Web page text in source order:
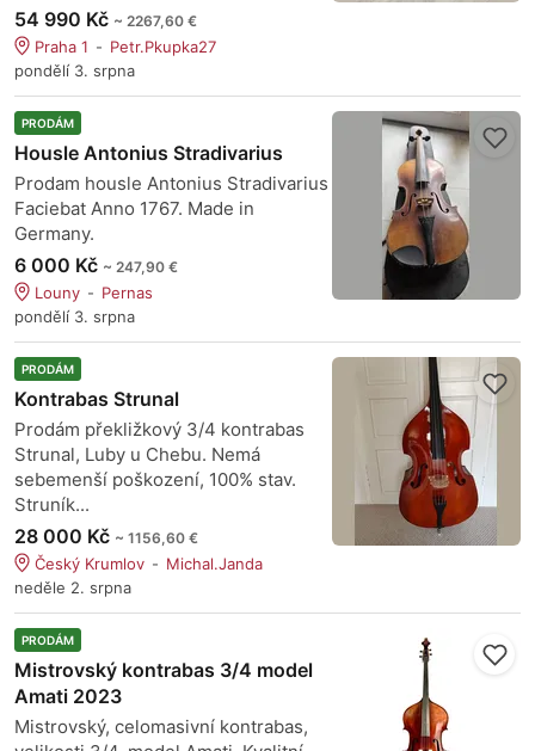
54 990 Kč ~ 2267,60 €
Praha 1
Petr.Pkupka27
pondělí 3. srpna
PRODÁM
Housle Antonius Stradivarius
Prodam housle Antonius Stradivarius
Faciebat Anno 1767. Made in
Germany.
6 000 Kč ~ 247,90 €
Louny
Pernas
pondělí 3. srpna
PRODÁM
Kontrabas Strunal
Prodám překližkový 3/4 kontrabas
Strunal, Luby u Chebu. Nemá
sebemenší poškození, 100% stav.
Struník...
28 000 Kč ~ 1156,60 €
Český Krumlov
Michal.Janda
neděle 2. srpna
PRODÁM
Mistrovský kontrabas 3/4 model
Amati 2023
Mistrovský, celomasivní kontrabas,